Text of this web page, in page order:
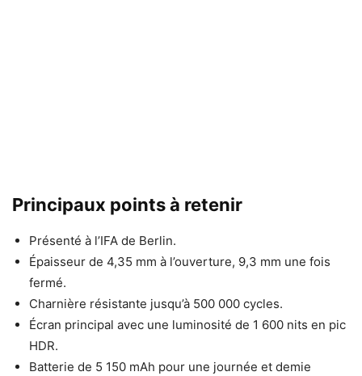
Principaux points à retenir
Présenté à l’IFA de Berlin.
Épaisseur de 4,35 mm à l’ouverture, 9,3 mm une fois
fermé.
Charnière résistante jusqu’à 500 000 cycles.
Écran principal avec une luminosité de 1 600 nits en pic
HDR.
Batterie de 5 150 mAh pour une journée et demie